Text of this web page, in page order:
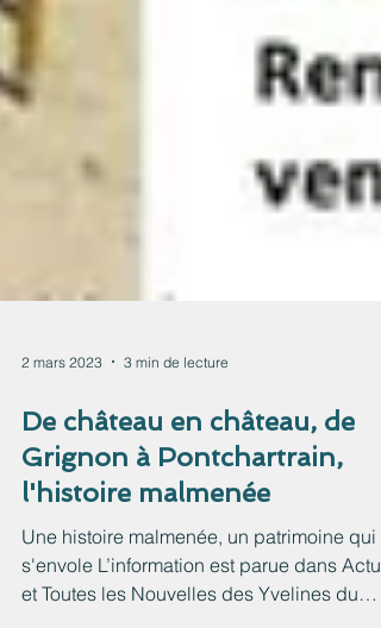
2 mars 2023 3 min de lecture
De château en château, de
Grignon à Pontchartrain,
l'histoire malmenée
Une histoire malmenée, un patrimoine qui